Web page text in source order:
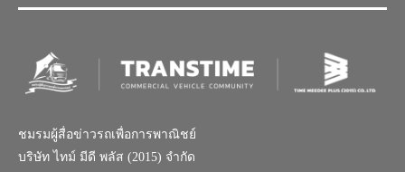
ชมรมผู้สื่อข่าวรถเพื่อการพาณิชย์
บริษัท ไทม์ มีดี พลัส (2015) จำกัด